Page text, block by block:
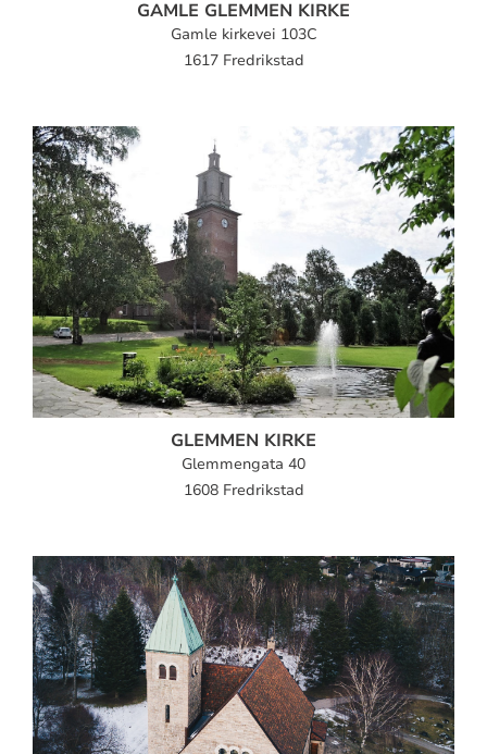
GAMLE GLEMMEN KIRKE
Gamle kirkevei 103C
1617 Fredrikstad
GLEMMEN KIRKE
Glemmengata 40
1608 Fredrikstad